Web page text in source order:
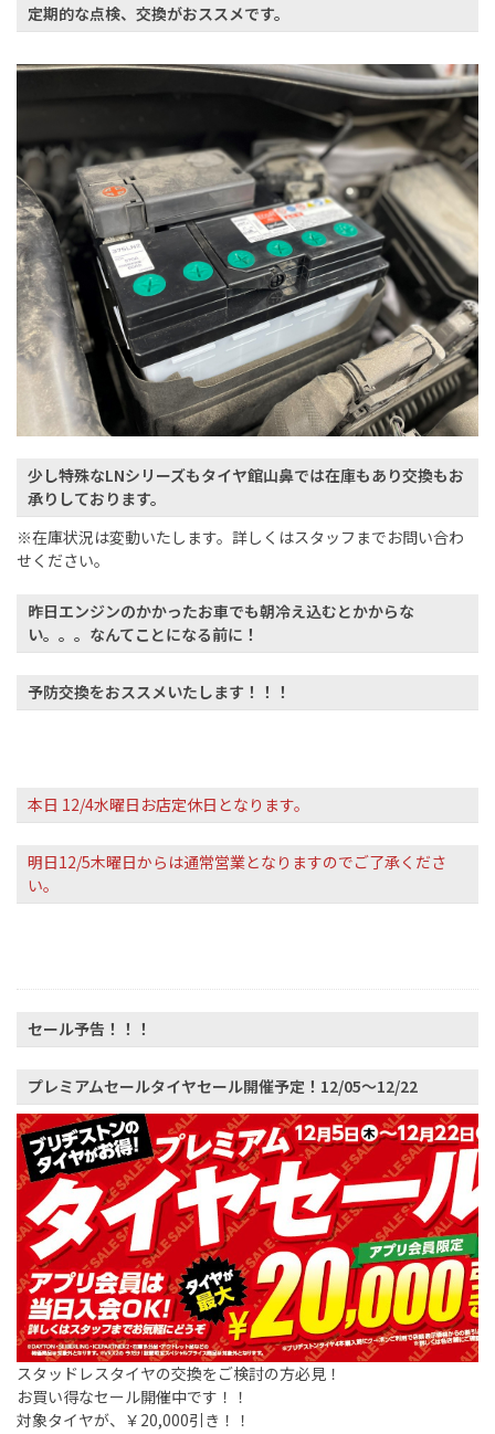
定期的な点検、交換がおススメです。
少し特殊なLNシリーズもタイヤ館山鼻では在庫もあり交換もお
承りしております。
※在庫状況は変動いたします。詳しくはスタッフまでお問い合わ
せください。
昨日エンジンのかかったお車でも朝冷え込むとかからな
い。。。なんてことになる前に！
予防交換をおススメいたします！！！
本日 12/4水曜日お店定休日となります。
明日12/5木曜日からは通常営業となりますのでご了承くださ
い。
セール予告！！！
プレミアムセールタイヤセール開催予定！12/05～12/22
スタッドレスタイヤの交換をご検討の方必見！
お買い得なセール開催中です！！
対象タイヤが、￥20,000引き！！